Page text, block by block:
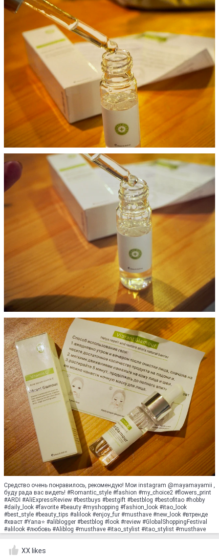
Средство очень понравилось, рекомендую! Мои instagram @mayamayamii ,
буду рада вас видеть! #Romantic_style #fashion #my_choice2 #flowers_print
#ARDI #AliExpressRеview #bestbuys #bestgift #bеstblog #bestofitao #hobby
#daily_look #favоrite #beauty #myshopping #fashiоn_lооk #itao_lооk
#bеst_stуlе #beauty_tips #aliloоk #enjoy_fur #musthаvе #nеw_lоok #втрeндe
#хваст #Yana⭐ #аliblоgger #bеstblog #lооk #reviеw #GlobalShoppingFestival
#aliloоk #любовь #Аliblоg #musthavе #itao_stylist #itао_stylist #musthavе
XX likes